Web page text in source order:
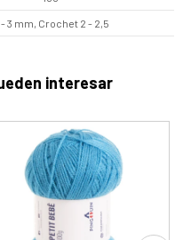
- 3 mm, Crochet 2 - 2,5
interesar